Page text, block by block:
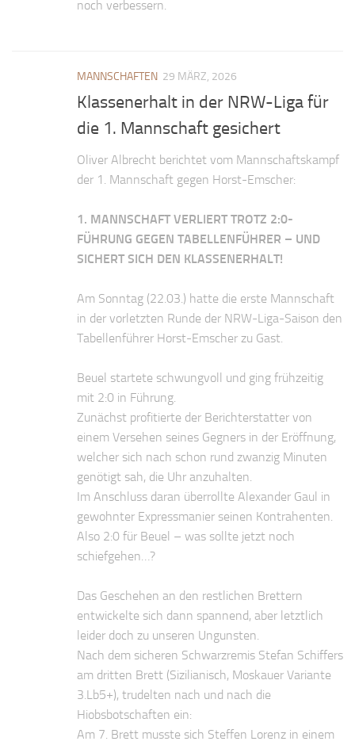
noch verbessern.
MANNSCHAFTEN 29 MÄRZ, 2026
Klassenerhalt in der NRW-Liga für
die 1. Mannschaft gesichert
Oliver Albrecht berichtet vom Mannschaftskampf
der 1. Mannschaft gegen Horst-Emscher:
1. MANNSCHAFT VERLIERT TROTZ 2:0-
FÜHRUNG GEGEN TABELLENFÜHRER – UND
SICHERT SICH DEN KLASSENERHALT!
Am Sonntag (22.03.) hatte die erste Mannschaft
in der vorletzten Runde der NRW-Liga-Saison den
Tabellenführer Horst-Emscher zu Gast.
Beuel startete schwungvoll und ging frühzeitig
mit 2:0 in Führung.
Zunächst profitierte der Berichterstatter von
einem Versehen seines Gegners in der Eröffnung,
welcher sich nach schon rund zwanzig Minuten
genötigt sah, die Uhr anzuhalten.
Im Anschluss daran überrollte Alexander Gaul in
gewohnter Expressmanier seinen Kontrahenten.
Also 2:0 für Beuel – was sollte jetzt noch
schiefgehen…?
Das Geschehen an den restlichen Brettern
entwickelte sich dann spannend, aber letztlich
leider doch zu unseren Ungunsten.
Nach dem sicheren Schwarzremis Stefan Schiffers
am dritten Brett (Sizilianisch, Moskauer Variante
3.Lb5+), trudelten nach und nach die
Hiobsbotschaften ein:
Am 7. Brett musste sich Steffen Lorenz in einem